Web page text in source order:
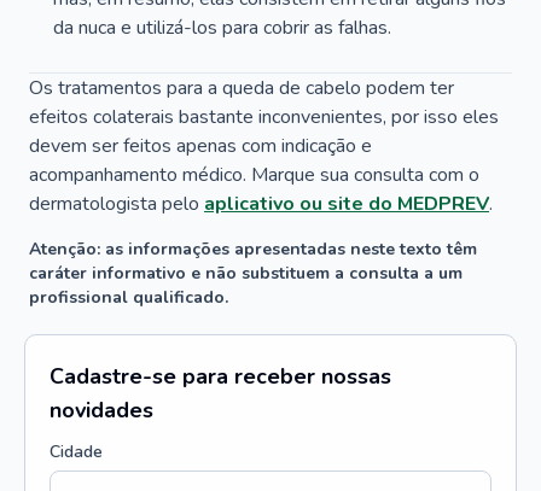
da nuca e utilizá-los para cobrir as falhas.
Os tratamentos para a queda de cabelo podem ter
efeitos colaterais bastante inconvenientes, por isso eles
devem ser feitos apenas com indicação e
acompanhamento médico. Marque sua consulta com o
dermatologista pelo aplicativo ou site do MEDPREV.
Atenção: as informações apresentadas neste texto têm
caráter informativo e não substituem a consulta a um
profissional qualificado.
Cadastre-se para receber nossas
novidades
Cidade